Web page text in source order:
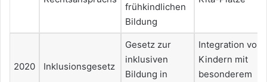
frühkindlichen
Bildung
2020 Inklusionsgesetz
Gesetz zur
inklusiven
Bildung in
Integration von
Kindern mit
besonderem